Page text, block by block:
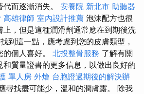
而逐漸消失。 安養院 新北市 助聽器
高雄律師 室內設計推薦 泡沫配方也很
上，但是這種潤滑劑通常應在到期後洗
到這一點，應考慮到您的皮膚類型，
個人喜好。 北投整骨服務 了解有關
和質量證書的更多信息，以做出良好的
單人房 外燴 台胞證過期後的解決辦
尋找盡可能少，溫和的潤膚露。 除我